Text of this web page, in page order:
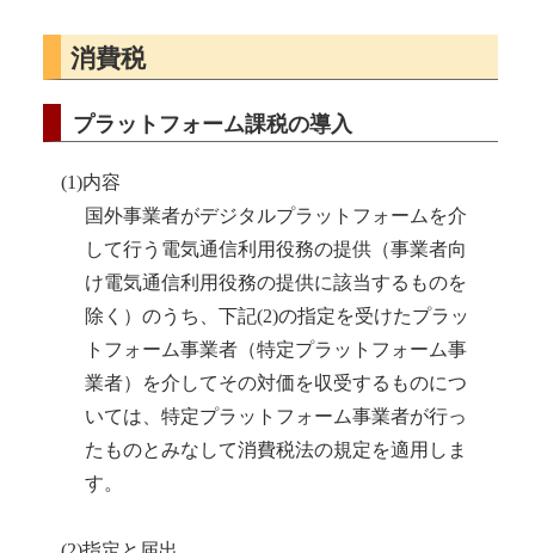
消費税
プラットフォーム課税の導入
(1)内容
国外事業者がデジタルプラットフォームを介
して行う電気通信利用役務の提供（事業者向
け電気通信利用役務の提供に該当するものを
除く）のうち、下記(2)の指定を受けたプラッ
トフォーム事業者（特定プラットフォーム事
業者）を介してその対価を収受するものにつ
いては、特定プラットフォーム事業者が行っ
たものとみなして消費税法の規定を適用しま
す。